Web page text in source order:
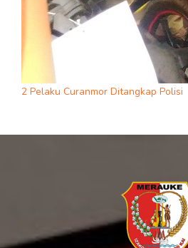
2 Pelaku Curanmor Ditangkap Polisi